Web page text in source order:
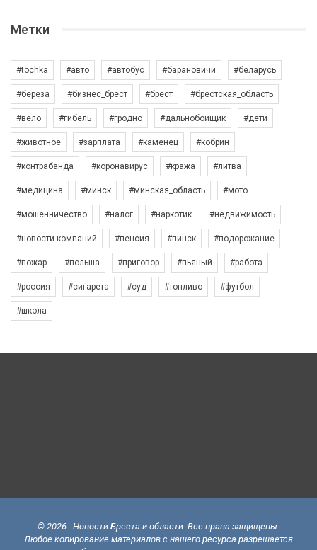
Метки
#tochka #авто #автобус #барановичи #беларусь
#берёза #бизнес_брест #брест #брестская_область
#вело #гибель #гродно #дальнобойщик #дети
#животное #зарплата #каменец #кобрин
#контрабанда #коронавирус #кража #литва
#медицина #минск #минская_область #мото
#мошенничество #налог #наркотик #недвижимость
#новости компаний #пенсия #пинск #подорожание
#пожар #польша #приговор #пьяный #работа
#россия #сигарета #суд #топливо #футбол
#школа
© 2026 - Новости Бреста и области. Все права защищены.
Любое копирование материалов с нашего ресурса разрешается